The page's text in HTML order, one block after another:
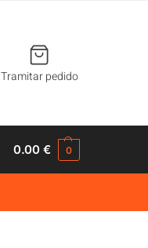
Tramitar pedido
0.00€ 0